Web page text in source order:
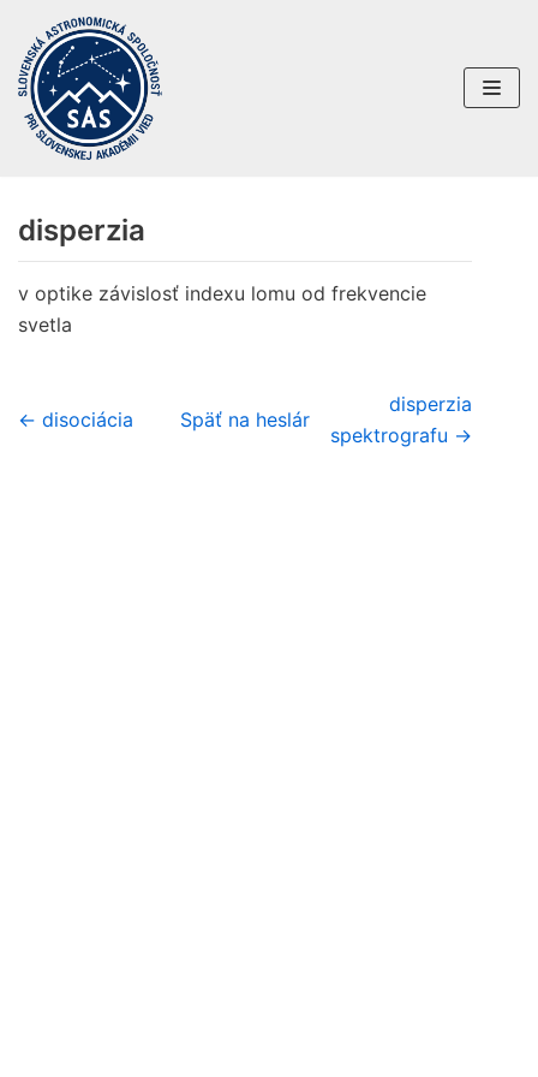
Preskočiť
na
obsah
disperzia
v optike závislosť indexu lomu od frekvencie
svetla
← disociácia Späť na heslár
disperzia
spektrografu →